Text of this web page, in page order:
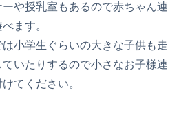
や授乳室もあるので赤ちゃん連
ます。
小学生ぐらいの大きな子供も走
いたりするので小さなお子様連
てください。